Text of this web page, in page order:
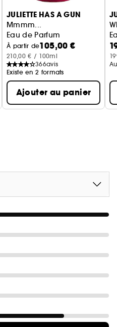
dorée. Un
, incarnant parfaitement
audacieuse et
JULIETTE HAS A GUN
Mmmm...
Eau de Parfum
À partir de105,00 €
210,00 € / 100ml
366avis
Existe en 2 formats
Ajouter au panier